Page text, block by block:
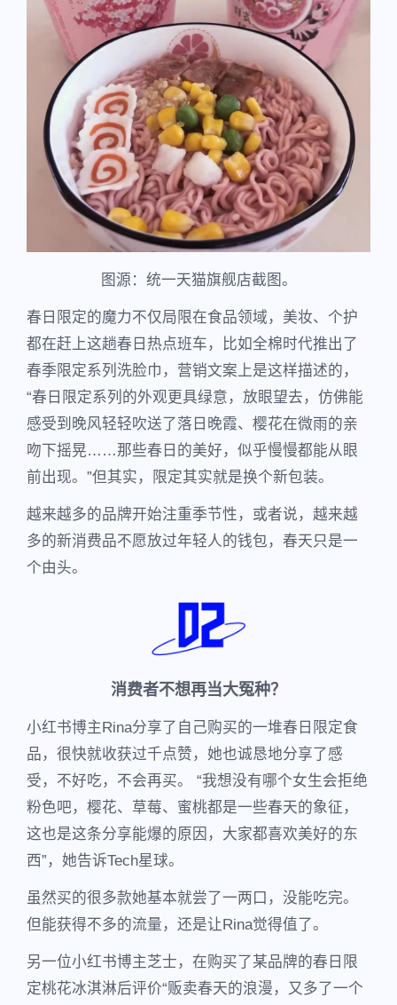
图源：统一天猫旗舰店截图。
春日限定的魔力不仅局限在食品领域，美妆、个护
都在赶上这趟春日热点班车，比如全棉时代推出了
春季限定系列洗脸巾，营销文案上是这样描述的，
“春日限定系列的外观更具绿意，放眼望去，仿佛能
感受到晚风轻轻吹送了落日晚霞、樱花在微雨的亲
吻下摇晃……那些春日的美好，似乎慢慢都能从眼
前出现。”但其实，限定其实就是换个新包装。
越来越多的品牌开始注重季节性，或者说，越来越
多的新消费品不愿放过年轻人的钱包，春天只是一
个由头。
消费者不想再当大冤种？
小红书博主Rina分享了自己购买的一堆春日限定食
品，很快就收获过千点赞，她也诚恳地分享了感
受，不好吃，不会再买。 “我想没有哪个女生会拒绝
粉色吧，樱花、草莓、蜜桃都是一些春天的象征，
这也是这条分享能爆的原因，大家都喜欢美好的东
西”，她告诉Tech星球。
虽然买的很多款她基本就尝了一两口，没能吃完。
但能获得不多的流量，还是让Rina觉得值了。
另一位小红书博主芝士，在购买了某品牌的春日限
定桃花冰淇淋后评价“贩卖春天的浪漫，又多了一个